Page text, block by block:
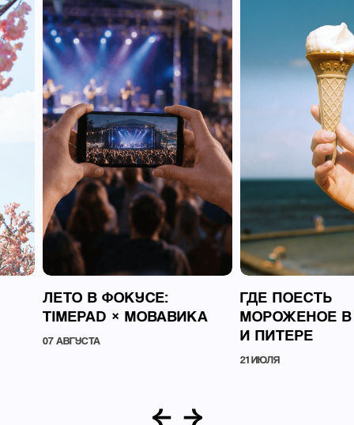
ЛЕТО В ФОКУСЕ:
TIMEPAD × МОВАВИКА
07 АВГУСТА
ГДЕ ПОЕСТЬ
МОРОЖЕНОЕ
И ПИТЕРЕ
21 ИЮЛЯ